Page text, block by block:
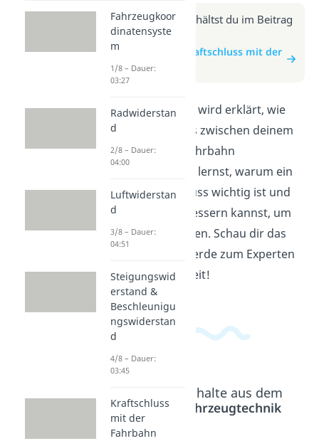
Weitere Infos erhältst du im Beitrag
zum Video
zum Beitrag: Kraftschluss mit der
Fahrbahn
In diesem Video wird erklärt, wie
der Kraftschluss zwischen deinem
Auto und der Fahrbahn
funktioniert. Du lernst, warum ein
guter Kraftschluss wichtig ist und
wie du ihn verbessern kannst, um
sicherer zu fahren. Schau dir das
Video an und werde zum Experten
für Fahrsicherheit!
Beliebte Inhalte aus dem
Bereich
Fahrzeugtechnik
Fahrzeugkoor
dinatensyste
m
1/8 – Dauer:
03:27
Radwiderstan
d
2/8 – Dauer:
04:00
Luftwiderstan
d
3/8 – Dauer:
04:51
Steigungswid
erstand &
Beschleunigu
ngswiderstan
d
4/8 – Dauer:
03:45
Kraftschluss
mit der
Fahrbahn